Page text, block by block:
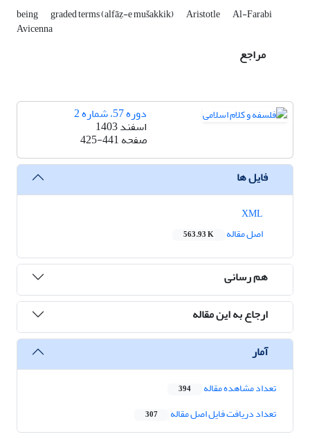
being graded terms (alfāẓ-e mušakkik) Aristotle Al-Farabi
Avicenna
مراجع
دوره 57، شماره 2
اسفند 1403
صفحه425-441
فایل ها
اصل مقاله
563.93 K
هم رسانی
ارجاع به این مقاله
آمار
تعداد مشاهده مقاله 394
تعداد دریافت فایل اصل مقاله 307